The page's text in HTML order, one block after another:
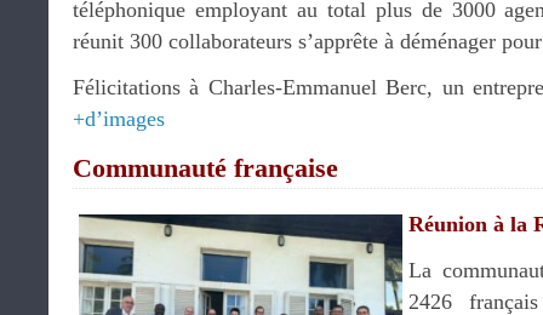
téléphonique employant au total plus de 3000
réunit 300 collaborateurs s’apprête à déménager
Félicitations à Charles-Emmanuel Berc, un
+d’images
Communauté française
Réunion à la
La
2426